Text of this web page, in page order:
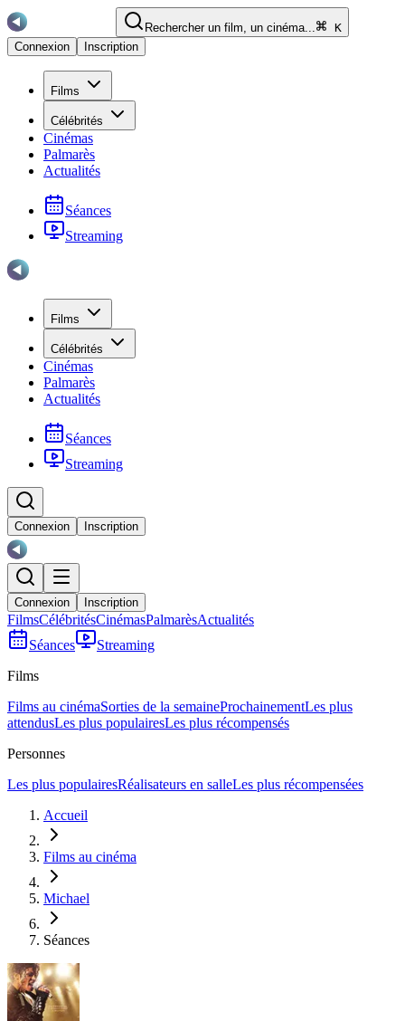
Rechercher un film, un cinéma...
K
Connexion
Inscription
Films
Célébrités
Cinémas
Palmarès
Actualités
Séances
Streaming
Films
Célébrités
Cinémas
Palmarès
Actualités
Séances
Streaming
Connexion Inscription
Connexion Inscription
FilmsCélébritésCinémasPalmarèsActualités
Séances
Streaming
Films
Films au cinémaSorties de la semaineProchainementLes plus
attendusLes plus populairesLes plus récompensés
Personnes
Les plus populairesRéalisateurs en salleLes plus récompensées
Accueil
Films au cinéma
Michael
Séances